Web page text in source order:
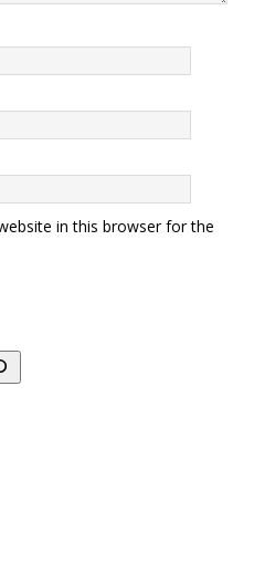
in this browser for the